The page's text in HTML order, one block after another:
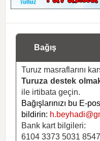
Bağış
Turuz masraflarını
Turuza destek
ile irtibata geçin.
Bağışlarınızı bu E-
bildirin:
Bank kart bilgileri:
6104 3373 5031 8547